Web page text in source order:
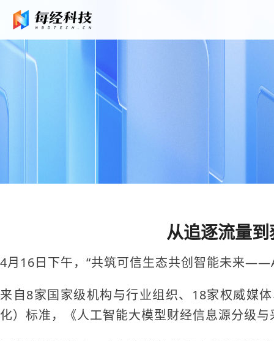
从追逐流量
4月16日下午，“共筑可信生态共创智能未来
来自8家国家级机构与行业组织、18家权威媒
化）标准，《人工智能大模型财经信息源分级